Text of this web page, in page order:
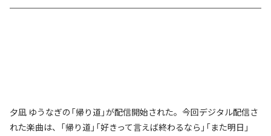
夕凪 ゆうなぎの「帰り道」が配信開始された。今回デジタル配信さ
れた楽曲は、「帰り道」「好きって言えば終わるなら」「また明日」